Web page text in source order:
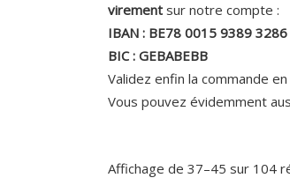
virement sur notre compte :
IBAN : BE78 0015 9389 3286
BIC : GEBABEBB
Validez enfin la commande en
Vous pouvez évidemment
Affichage de 37–45 sur 104